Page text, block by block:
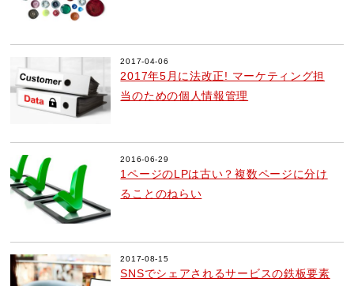
2017-04-06
2017年5月に法改正! マーケティング担
当のための個人情報管理
2016-06-29
1ページのLPは古い？複数ページに分け
ることのねらい
2017-08-15
SNSでシェアされるサービスの鉄板要素